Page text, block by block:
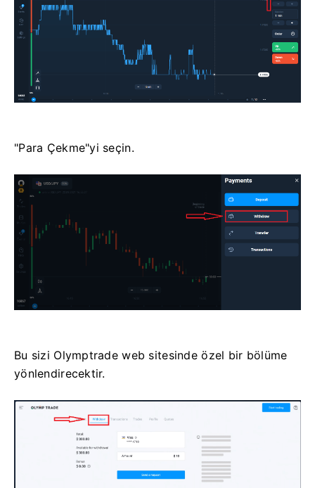
"Para Çekme"yi seçin.
Bu sizi Olymptrade web sitesinde özel bir bölüme
yönlendirecektir.